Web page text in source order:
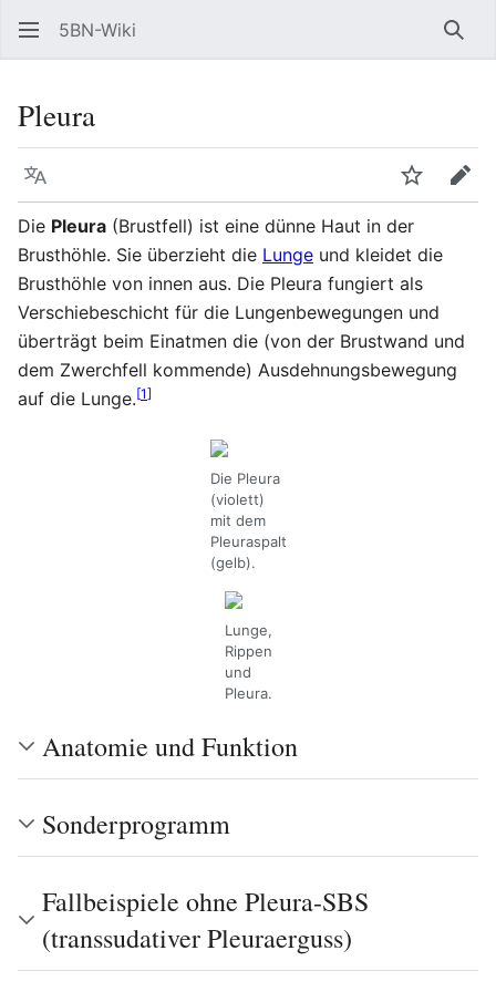
5BN-Wiki
Pleura
Sprache
Die Pleura (Brustfell) ist eine dünne Haut in der
Brusthöhle. Sie überzieht die Lunge und kleidet die
Brusthöhle von innen aus. Die Pleura fungiert als
Verschiebeschicht für die Lungenbewegungen und
überträgt beim Einatmen die (von der Brustwand und
dem Zwerchfell kommende) Ausdehnungsbewegung
auf die Lunge.[1]
Die Pleura
(violett)
mit dem
Pleuraspalt
(gelb).
Lunge,
Rippen
und
Pleura.
Anatomie und Funktion
Sonderprogramm
Fallbeispiele ohne Pleura-SBS
(transsudativer Pleuraerguss)